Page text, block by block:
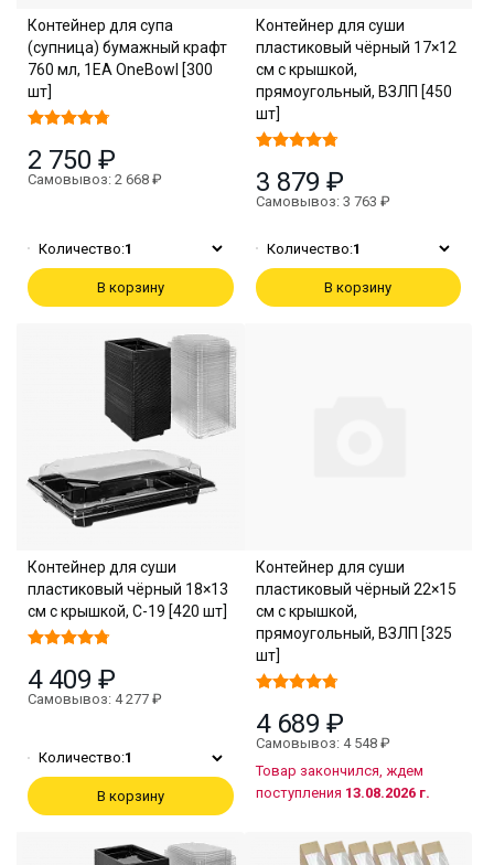
Контейнер для супа
(супница) бумажный крафт
760 мл, 1EA OneBowl [300
шт]
2 750 ₽
Самовывоз: 2 668 ₽
Количество:1
В корзину
Контейнер для суши
пластиковый чёрный 17×12
см с крышкой,
прямоугольный, ВЗЛП [450
шт]
3 879 ₽
Самовывоз: 3 763 ₽
Количество:1
В корзину
Контейнер для суши
пластиковый чёрный 18×13
см с крышкой, С-19 [420 шт]
4 409 ₽
Самовывоз: 4 277 ₽
Количество:1
В корзину
Контейнер для суши
пластиковый чёрный 22×15
см с крышкой,
прямоугольный, ВЗЛП [325
шт]
4 689 ₽
Самовывоз: 4 548 ₽
Товар закончился, ждем
поступления 13.08.2026 г.